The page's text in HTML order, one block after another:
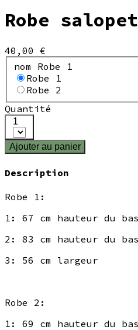
Robe
40,00 €
nom Robe 1
Robe 1
Robe 2
Quantité
1
Ajouter au panier
Description
Robe 1:
1: 67 cm hauteur du
2: 83 cm hauteur du
3: 56 cm largeur
Robe 2:
1: 69 cm hauteur du